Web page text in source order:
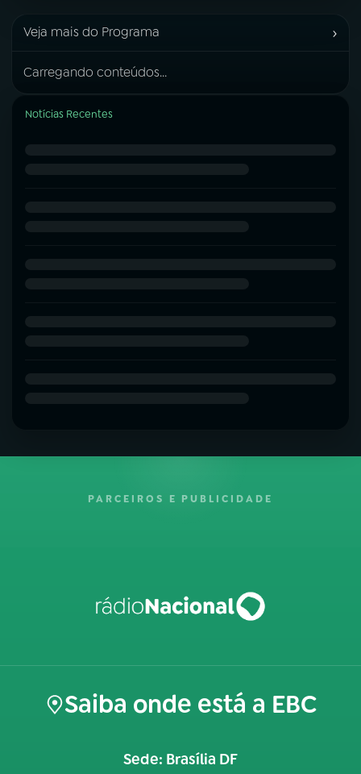
Veja mais do Programa ›
Carregando conteúdos...
Notícias Recentes
PARCEIROS E PUBLICIDADE
Saiba onde está a EBC
Sede: Brasília DF